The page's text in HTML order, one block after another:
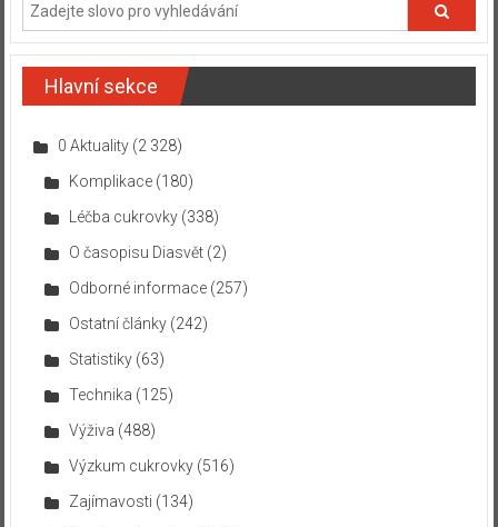
Hlavní sekce
0 Aktuality(2 328)
Komplikace(180)
Léčba cukrovky(338)
O časopisu Diasvět(2)
Odborné informace(257)
Ostatní články(242)
Statistiky(63)
Technika (125)
Výživa (488)
Výzkum cukrovky(516)
Zajímavosti (134)